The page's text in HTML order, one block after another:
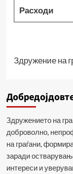
Расходи
Здружение на
Здружението на
доброволно,
на граѓани,
заради
интереси и